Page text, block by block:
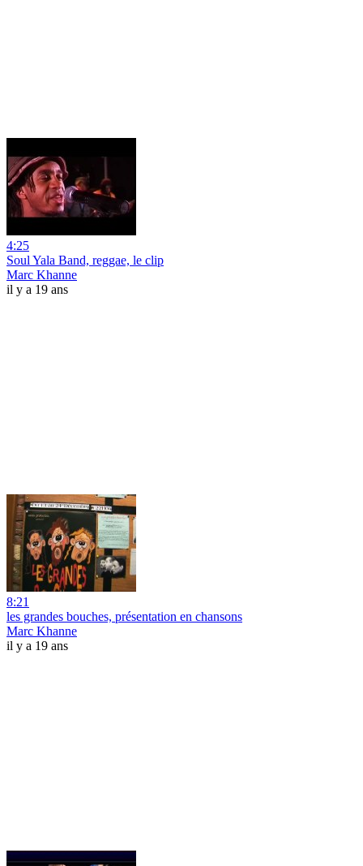
4:25
Soul Yala Band, reggae, le clip
Marc Khanne
il y a 19 ans
8:21
les grandes bouches, présentation en chansons
Marc Khanne
il y a 19 ans